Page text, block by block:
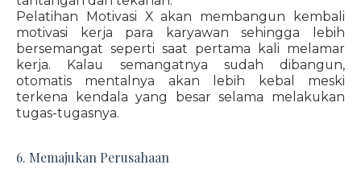
Pelatihan Motivasi X akan membangun kembali
motivasi kerja para karyawan sehingga lebih
bersemangat seperti saat pertama kali melamar
kerja. Kalau semangatnya sudah dibangun,
otomatis mentalnya akan lebih kebal meski
terkena kendala yang besar selama melakukan
tugas-tugasnya.
6. Memajukan Perusahaan